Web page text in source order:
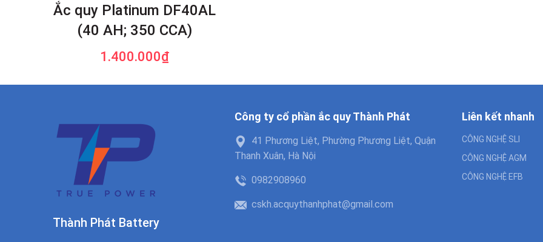
Ắc quy Platinum DF40AL
(40 AH; 350 CCA)
1.400.000₫
Thành Phát Battery
Công ty cổ phần ắc quy Thành Phát
41 Phương Liệt, Phường Phương Liệt, Quận
Thanh Xuân, Hà Nội
0982908960
cskh.acquythanhphat@gmail.com
Liên kết nhanh
CÔNG NGHỆ SLI
CÔNG NGHỆ AGM
CÔNG NGHỆ EFB